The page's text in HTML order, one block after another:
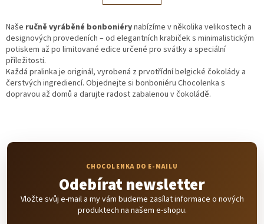
á
a
c
í
r
v
k
p
s
k
v
á
n
Naše ručně vyráběné bonboniérynabízíme v několika velikostech a
designových provedeních – od elegantních krabiček s minimalistickým
potiskem až po limitované edice určené pro svátky a speciální
příležitosti.
Každá pralinka je originál, vyrobená z prvotřídní belgické čokolády a
čerstvých ingrediencí. Objednejte si bonboniéru Chocolenka s
dopravou až domů a darujte radost zabalenou v čokoládě.
Odebírat newsletter
Vložte svůj e-mail a my vám budeme zasílat informace o nových
produktech na našem e-shopu.